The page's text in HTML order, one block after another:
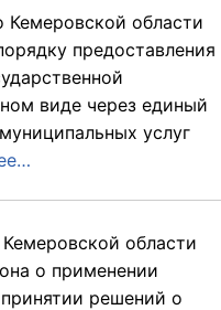
области
предоставления
виде через единый
услуг
области
о применении
решений о